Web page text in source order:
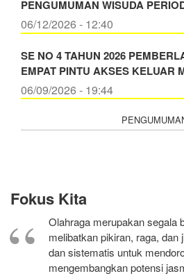
PENGUMUMAN WISUDA
06/12/2026 - 12:40
SE NO 4 TAHUN 2026
EMPAT PINTU AKSES KELUAR
06/09/2026 - 19:44
Fokus Kita
Olahraga merupakan segala
melibatkan pikiran, raga,
dan sistematis untuk
mengembangkan potensi